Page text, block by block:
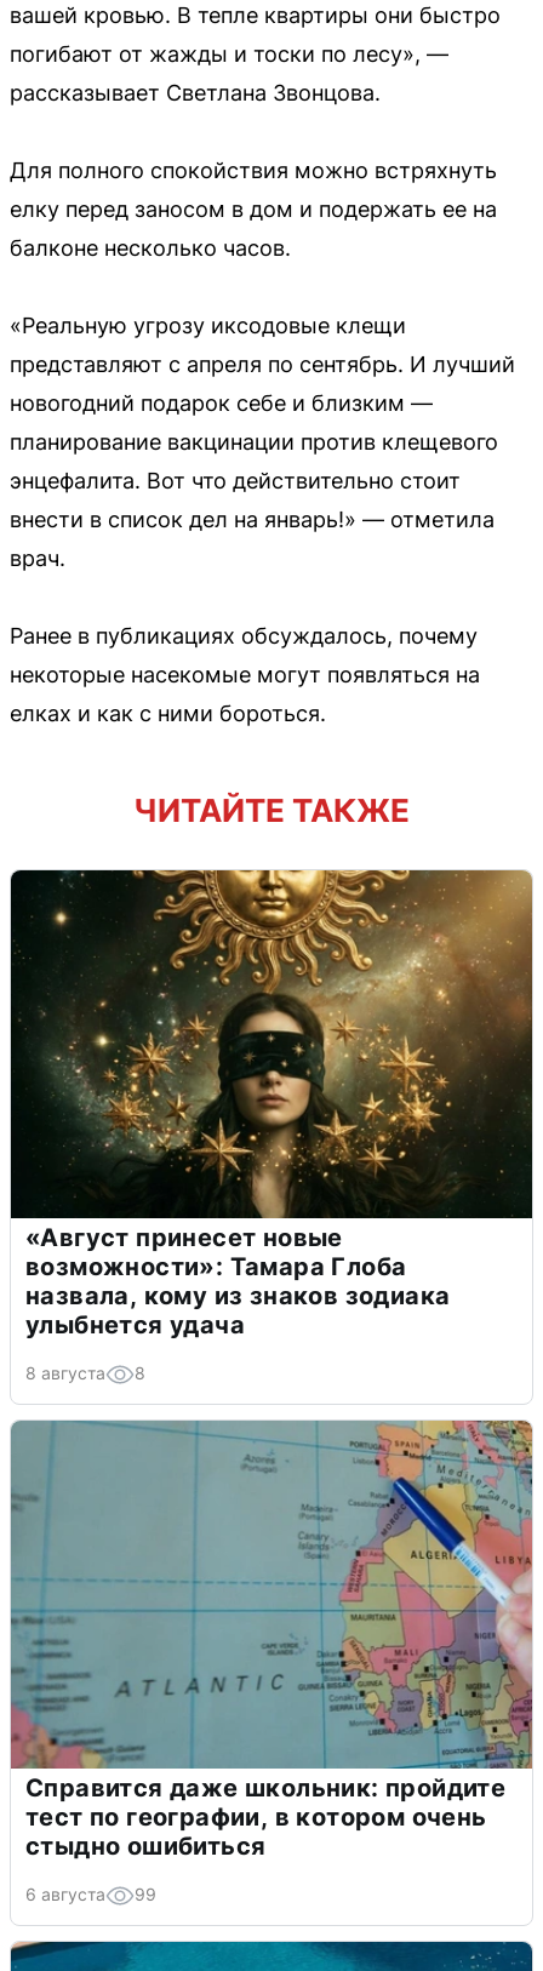
вашей кровью. В тепле квартиры они быстро
погибают от жажды и тоски по лесу», —
рассказывает Светлана Звонцова.
Для полного спокойствия можно встряхнуть
елку перед заносом в дом и подержать ее на
балконе несколько часов.
«Реальную угрозу иксодовые клещи
представляют с апреля по сентябрь. И лучший
новогодний подарок себе и близким —
планирование вакцинации против клещевого
энцефалита. Вот что действительно стоит
внести в список дел на январь!» — отметила
врач.
Ранее в публикациях обсуждалось, почему
некоторые насекомые могут появляться на
елках и как с ними бороться.
ЧИТАЙТЕ ТАКЖЕ
«Август принесет новые
возможности»: Тамара Глоба
назвала, кому из знаков зодиака
улыбнется удача
8 августа 8
Справится даже школьник: пройдите
тест по географии, в котором очень
стыдно ошибиться
6 августа 99